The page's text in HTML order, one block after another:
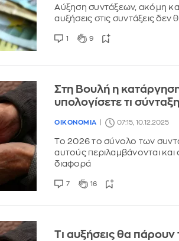
Αύξηση συντάξεων, ακόμη
αυξήσεις στις συντάξεις
1 9
Στη Βουλή η
υπολογίσετε τι
ΟΙΚΟΝΟΜΙΑ 07:15, 10.12.2025
Το 2026 το σύνολο των
αυτούς περιλαμβάνονται
διαφορά
7 16
Τι αυξήσεις θα